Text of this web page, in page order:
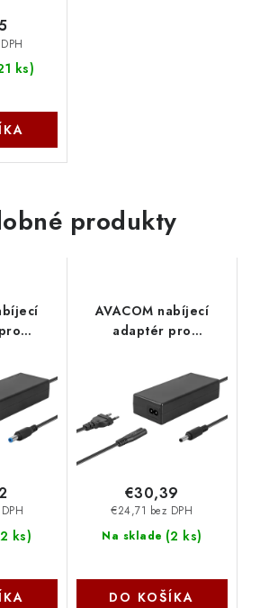
ks)
produkty
x
12V-
2 ks)
AVACOM nabíjecí
adaptér pro
4,62A 90W konektor
4,5mm x 3,0mm ADAC-
HP1-A90W Avacom
Na sklade (2 ks)
€24,71 bez DPH
€30,39
DO KOŠÍKA